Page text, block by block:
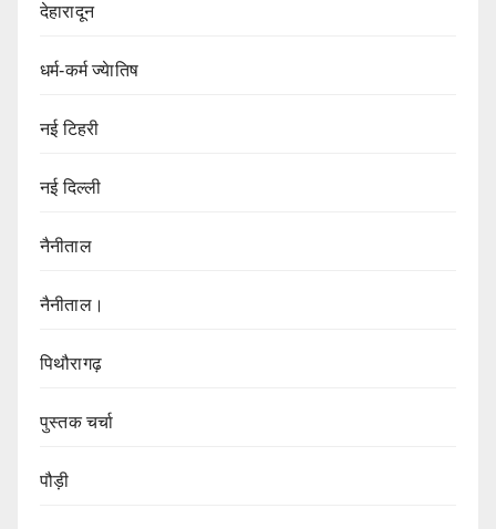
देहारादून
धर्म-कर्म ज्येातिष
नई टिहरी
नई दिल्ली
नैनीताल
नैनीताल।
पिथौरागढ़
पुस्तक चर्चा
पौड़ी